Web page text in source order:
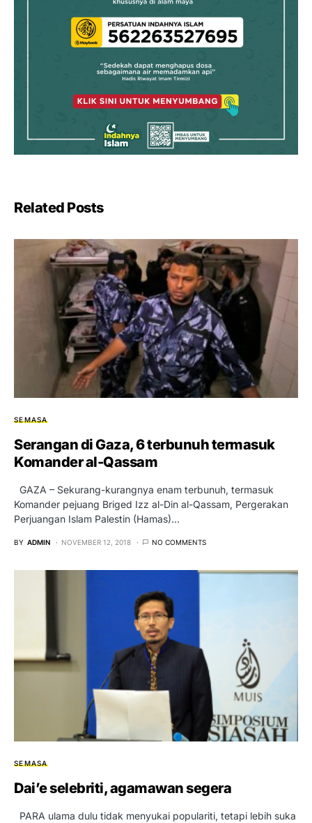
Related Posts
SEMASA
Serangan di Gaza, 6 terbunuh termasuk
Komander al-Qassam
GAZA – Sekurang-kurangnya enam terbunuh, termasuk
Komander pejuang Briged Izz al-Din al-Qassam, Pergerakan
Perjuangan Islam Palestin (Hamas)…
BY ADMIN NOVEMBER 12, 2018 NO COMMENTS
SEMASA
Dai’e selebriti, agamawan segera
PARA ulama dulu tidak menyukai populariti, tetapi lebih suka